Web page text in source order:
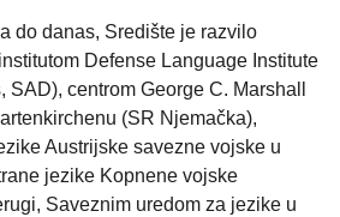
do danas, Središte je razvilo
Defense Language Institute
SAD), centrom George C. Marshall
(SR Njemačka),
Austrijske savezne vojske u
jezike Kopnene vojske
Saveznim uredom za jezike u